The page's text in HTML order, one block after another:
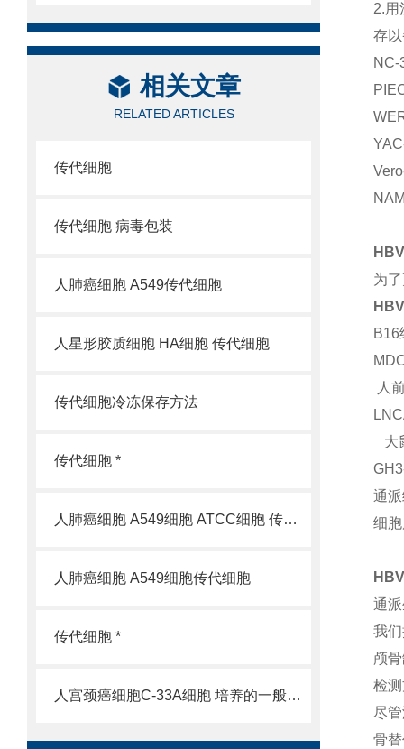
相关文章
RELATED ARTICLES
传代细胞
传代细胞 病毒包装
人肺癌细胞 A549传代细胞
人星形胶质细胞 HA细胞 传代细胞
传代细胞冷冻保存方法
传代细胞 *
人肺癌细胞 A549细胞 ATCC细胞 传代细胞
人肺癌细胞 A549细胞传代细胞
传代细胞 *
人宫颈癌细胞C-33A细胞 培养的一般过程
2.用
存
为
人
大
通
细
通
我
颅
检
尽
骨